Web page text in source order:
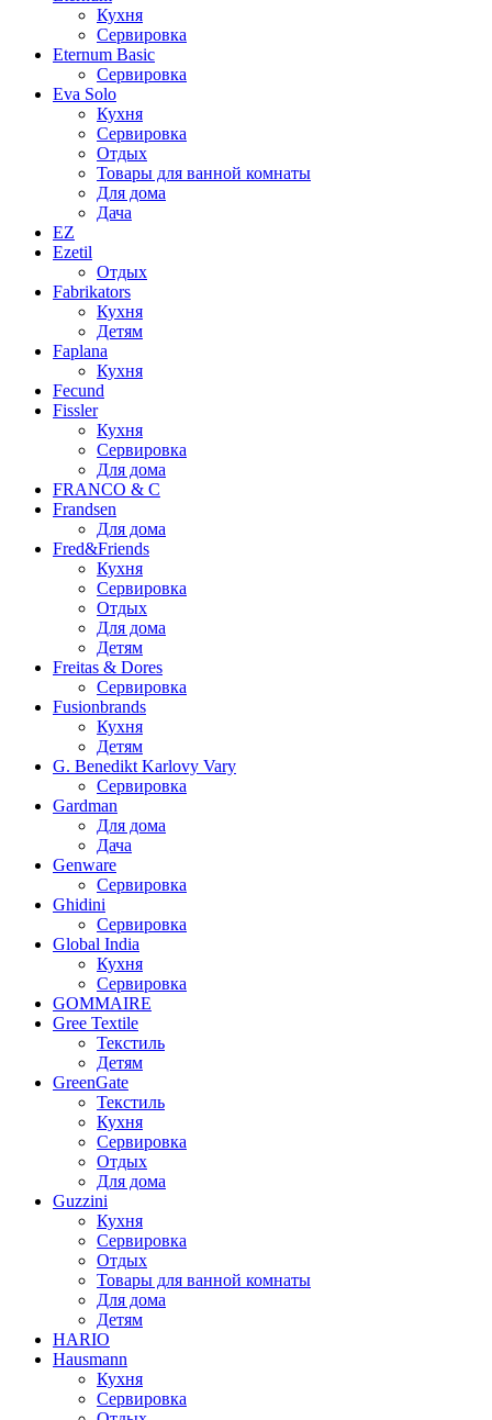
Кухня
Сервировка
Eternum Basic
Сервировка
Eva Solo
Кухня
Сервировка
Отдых
Товары для ванной комнаты
Для дома
Дача
EZ
Ezetil
Отдых
Fabrikators
Кухня
Детям
Faplana
Кухня
Fecund
Fissler
Кухня
Сервировка
Для дома
FRANCO & C
Frandsen
Для дома
Fred&Friends
Кухня
Сервировка
Отдых
Для дома
Детям
Freitas & Dores
Сервировка
Fusionbrands
Кухня
Детям
G. Benedikt Karlovy Vary
Сервировка
Gardman
Для дома
Дача
Genware
Сервировка
Ghidini
Сервировка
Global India
Кухня
Сервировка
GOMMAIRE
Gree Textile
Текстиль
Детям
GreenGate
Текстиль
Кухня
Сервировка
Отдых
Для дома
Guzzini
Кухня
Сервировка
Отдых
Товары для ванной комнаты
Для дома
Детям
HARIO
Hausmann
Кухня
Сервировка